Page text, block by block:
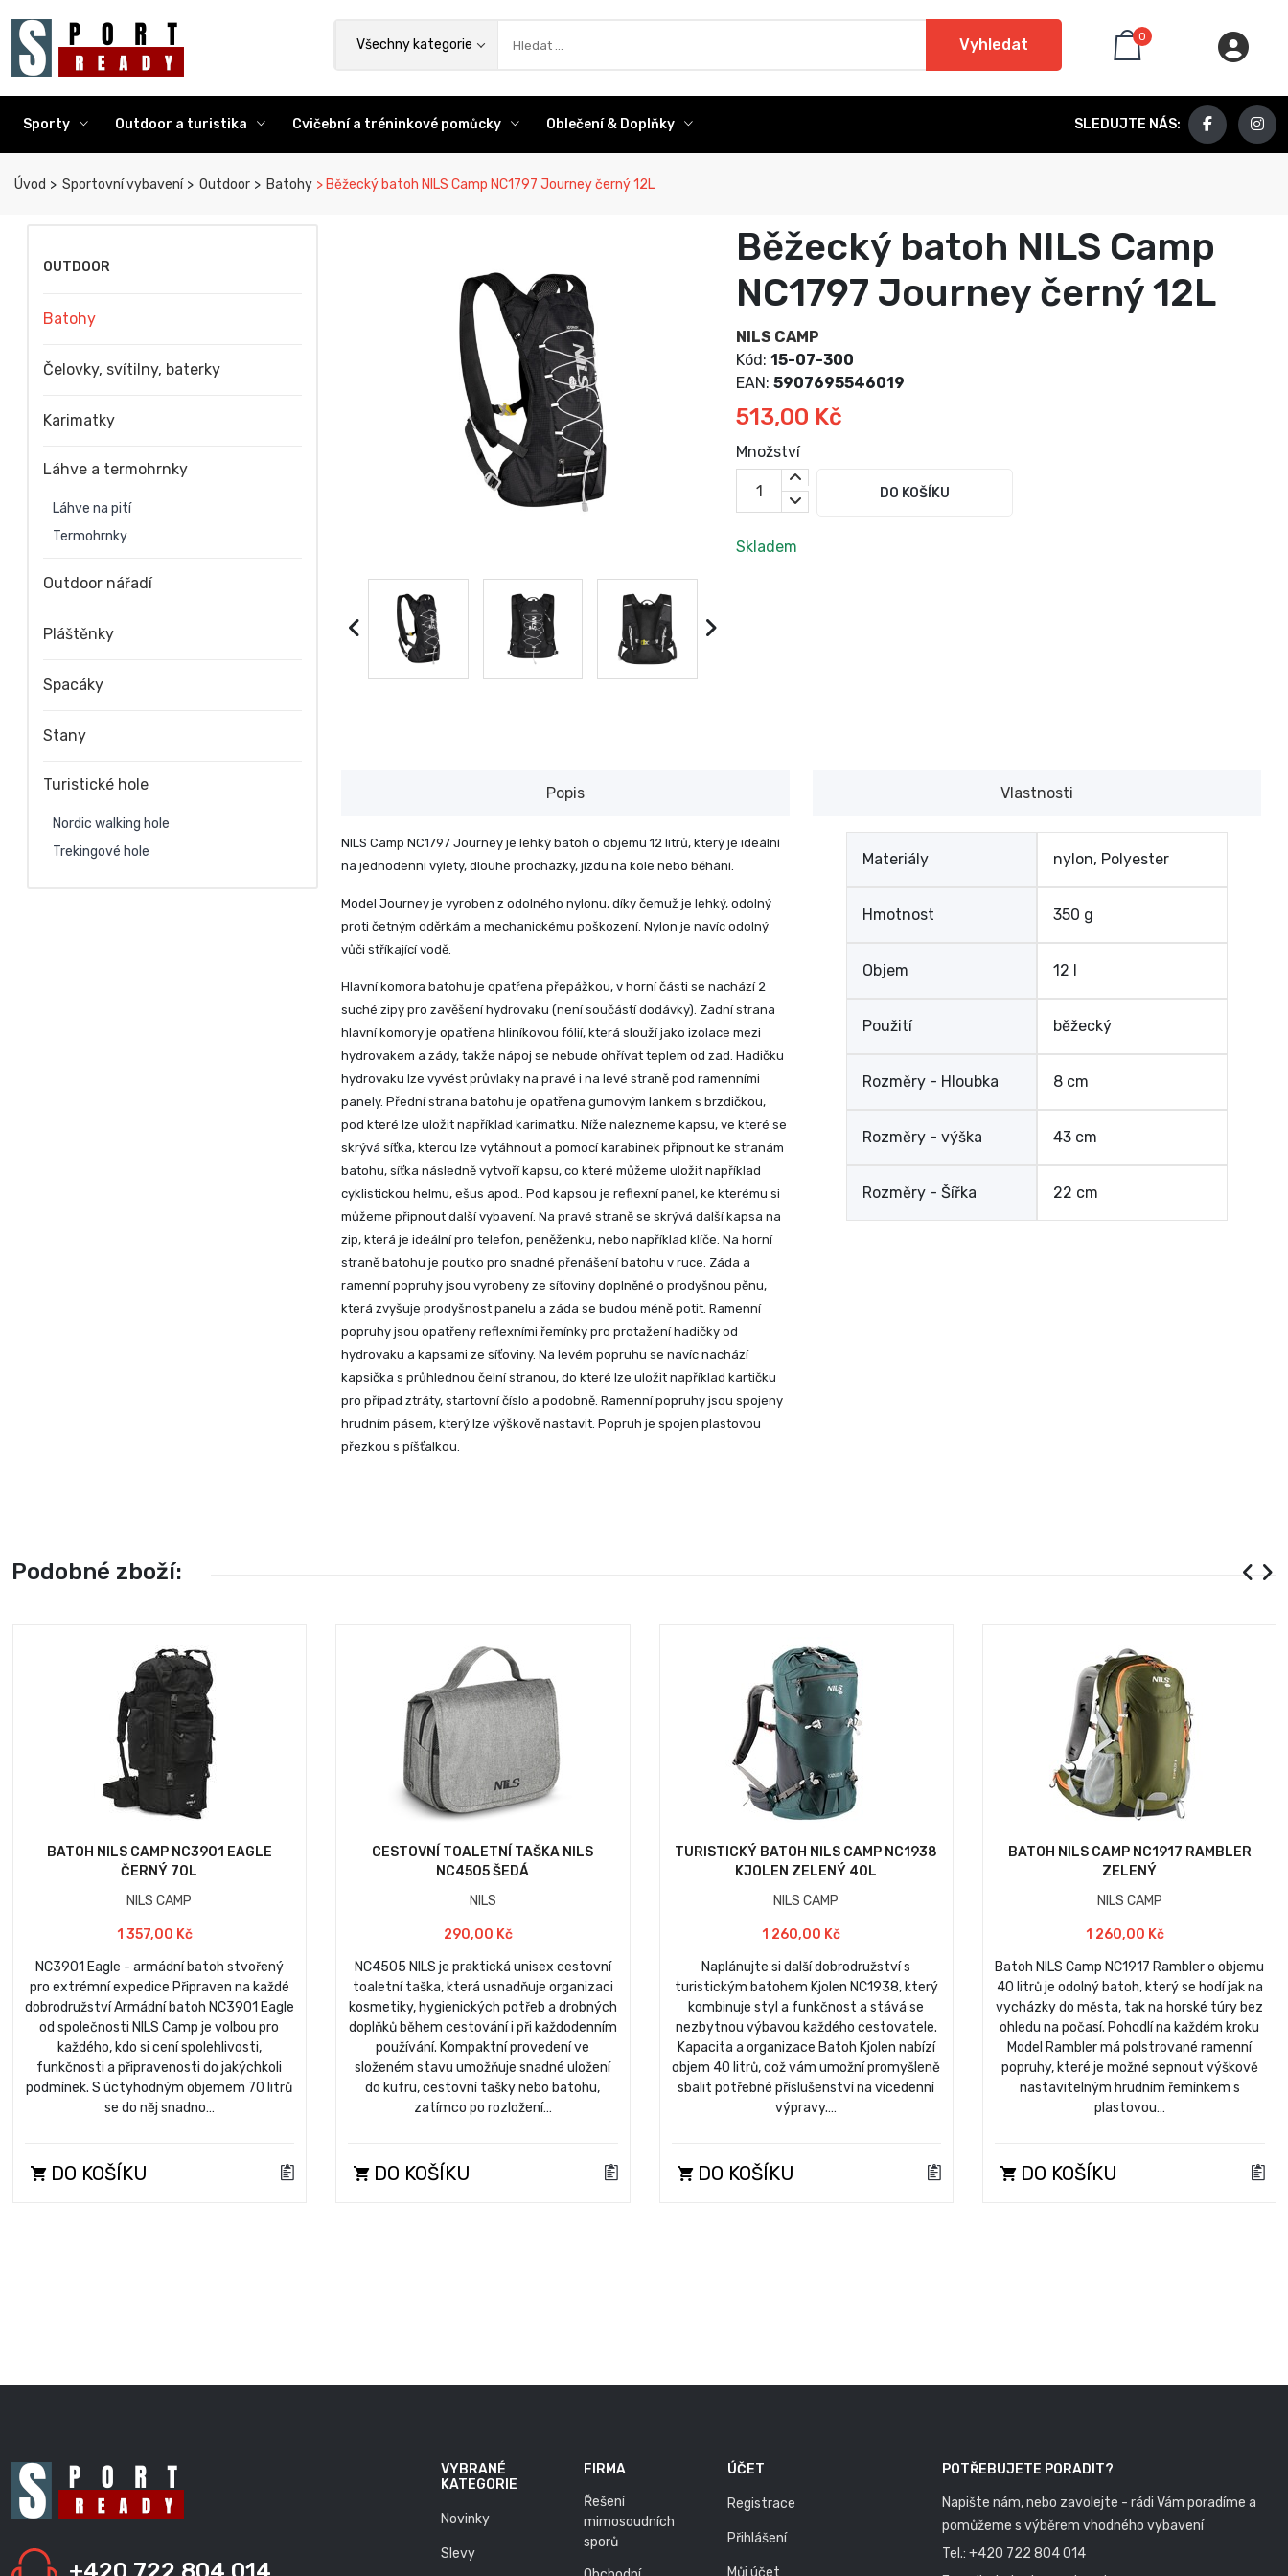
Všechny kategorie Vyhledat 0
Sporty Outdoor a turistika Cvičební a tréninkové pomůcky Oblečení & Doplňky SLEDUJTE NÁS:
Úvod Sportovní vybavení Outdoor Batohy Běžecký batoh NILS Camp NC1797 Journey černý 12L
Běžecký batoh NILS Camp
NC1797 Journey černý 12L
NILS CAMP
Kód: 15-07-300
EAN: 5907695546019
513,00 Kč
Množství
DO KOŠÍKU
Skladem
Popis
NILS Camp NC1797 Journey je lehký batoh o objemu 12 litrů, který je ideální
na jednodenní výlety, dlouhé procházky, jízdu na kole nebo běhání.
Model Journey je vyroben z odolného nylonu, díky čemuž je lehký, odolný
proti četným oděrkám a mechanickému poškození. Nylon je navíc odolný
vůči stříkající vodě.
Hlavní komora batohu je opatřena přepážkou, v horní části se nachází 2
suché zipy pro zavěšení hydrovaku (není součástí dodávky). Zadní strana
hlavní komory je opatřena hliníkovou fólií, která slouží jako izolace mezi
hydrovakem a zády, takže nápoj se nebude ohřívat teplem od zad. Hadičku
hydrovaku lze vyvést průvlaky na pravé i na levé straně pod ramenními
panely. Přední strana batohu je opatřena gumovým lankem s brzdičkou,
pod které lze uložit například karimatku. Níže nalezneme kapsu, ve které se
skrývá síťka, kterou lze vytáhnout a pomocí karabinek připnout ke stranám
batohu, síťka následně vytvoří kapsu, co které můžeme uložit například
cyklistickou helmu, ešus apod.. Pod kapsou je reflexní panel, ke kterému si
můžeme připnout další vybavení. Na pravé straně se skrývá další kapsa na
zip, která je ideální pro telefon, peněženku, nebo například klíče. Na horní
straně batohu je poutko pro snadné přenášení batohu v ruce. Záda a
ramenní popruhy jsou vyrobeny ze síťoviny doplněné o prodyšnou pěnu,
která zvyšuje prodyšnost panelu a záda se budou méně potit. Ramenní
popruhy jsou opatřeny reflexními řemínky pro protažení hadičky od
hydrovaku a kapsami ze síťoviny. Na levém popruhu se navíc nachází
kapsička s průhlednou čelní stranou, do které lze uložit například kartičku
pro případ ztráty, startovní číslo a podobně. Ramenní popruhy jsou spojeny
hrudním pásem, který lze výškově nastavit. Popruh je spojen plastovou
přezkou s píšťalkou.
Vlastnosti
Materiály nylon, Polyester
Hmotnost 350 g
Objem 12 l
Použití běžecký
Rozměry - Hloubka 8 cm
Rozměry - výška 43 cm
Rozměry - Šířka 22 cm
OUTDOOR
Batohy
Čelovky, svítilny, baterky
Karimatky
Láhve a termohrnky
Láhve na pití
Termohrnky
Outdoor nářadí
Pláštěnky
Spacáky
Stany
Turistické hole
Nordic walking hole
Trekingové hole
Podobné zboží:
BATOH NILS CAMP NC3901 EAGLE
ČERNÝ 70L
NILS CAMP
1 357,00 Kč
NC3901 Eagle - armádní batoh stvořený
pro extrémní expedice Připraven na každé
dobrodružství Armádní batoh NC3901 Eagle
od společnosti NILS Camp je volbou pro
každého, kdo si cení spolehlivosti,
funkčnosti a připravenosti do jakýchkoli
podmínek. S úctyhodným objemem 70 litrů
se do něj snadno…
DO KOŠÍKU
CESTOVNÍ TOALETNÍ TAŠKA NILS
NC4505 ŠEDÁ
NILS
290,00 Kč
NC4505 NILS je praktická unisex cestovní
toaletní taška, která usnadňuje organizaci
kosmetiky, hygienických potřeb a drobných
doplňků během cestování i při každodenním
používání. Kompaktní provedení ve
složeném stavu umožňuje snadné uložení
do kufru, cestovní tašky nebo batohu,
zatímco po rozložení…
DO KOŠÍKU
TURISTICKÝ BATOH NILS CAMP NC1938
KJOLEN ZELENÝ 40L
NILS CAMP
1 260,00 Kč
Naplánujte si další dobrodružství s
turistickým batohem Kjolen NC1938, který
kombinuje styl a funkčnost a stává se
nezbytnou výbavou každého cestovatele.
Kapacita a organizace Batoh Kjolen nabízí
objem 40 litrů, což vám umožní promyšleně
sbalit potřebné příslušenství na vícedenní
výpravy.…
DO KOŠÍKU
BATOH NILS CAMP NC1917 RAMBLER
ZELENÝ
NILS CAMP
1 260,00 Kč
Batoh NILS Camp NC1917 Rambler o objemu
40 litrů je odolný batoh, který se hodí jak na
vycházky do města, tak na horské túry bez
ohledu na počasí. Pohodlí na každém kroku
Model Rambler má polstrované ramenní
popruhy, které je možné sepnout výškově
nastavitelným hrudním řemínkem s
plastovou…
DO KOŠÍKU
VYBRANÉ
KATEGORIE
Novinky
Slevy
FIRMA
Řešení
mimosoudních
sporů
ÚČET
Registrace
Přihlášení
Můj účet
POTŘEBUJETE PORADIT?
Napište nám, nebo zavolejte - rádi Vám poradíme a
pomůžeme s výběrem vhodného vybavení
Tel.: +420 722 804 014